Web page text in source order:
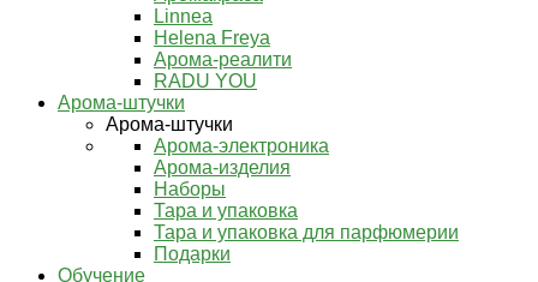
Linnea
Helena Freya
Арома-реалити
RADU YOU
Арома-штучки
Арома-штучки
Арома-электроника
Арома-изделия
Наборы
Тара и упаковка
Тара и упаковка для парфюмерии
Подарки
Обучение